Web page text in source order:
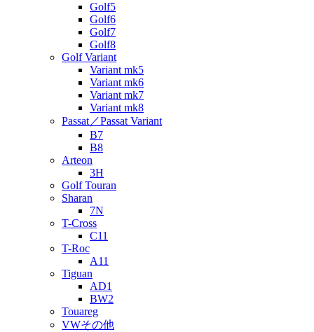
Golf5
Golf6
Golf7
Golf8
Golf Variant
Variant mk5
Variant mk6
Variant mk7
Variant mk8
Passat／Passat Variant
B7
B8
Arteon
3H
Golf Touran
Sharan
7N
T-Cross
C11
T-Roc
A11
Tiguan
AD1
BW2
Touareg
VWその他